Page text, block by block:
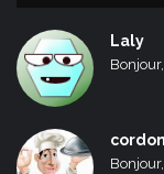
Laly